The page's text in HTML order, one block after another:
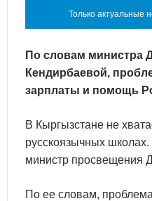
Только актуальные
По словам министра
Кендирбаевой,
зарплаты и помощь
В Кыргызстане не
русскоязычных
министр просвещения
По ее словам,